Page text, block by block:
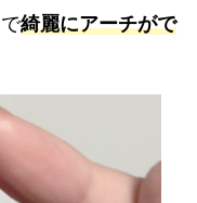
で綺麗にアーチがで